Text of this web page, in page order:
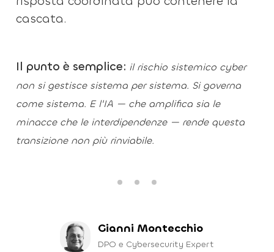
cascata.
Il punto è semplice: il rischio sistemico cyber
non si gestisce sistema per sistema. Si governa
come sistema. E l'IA — che amplifica sia le
minacce che le interdipendenze — rende questa
transizione non più rinviabile.
Gianni Montecchio
DPO e Cybersecurity Expert